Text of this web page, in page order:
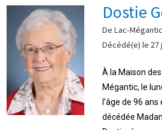
Dostie
De Lac-Mégantic
Décédé(e) le 27
À la Maison
Mégantic, le
l’âge de 96
décédée